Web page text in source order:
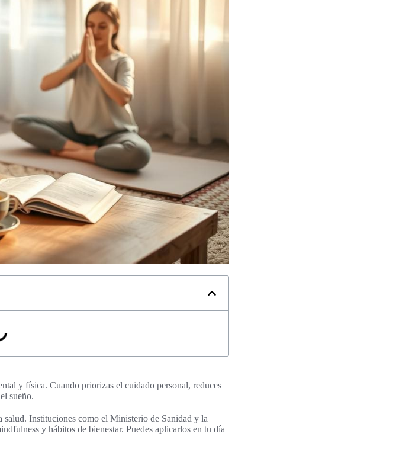
y física. Cuando priorizas el cuidado personal, reduces
sueño.
Instituciones como el Ministerio de Sanidad y la
y hábitos de bienestar. Puedes aplicarlos en tu día